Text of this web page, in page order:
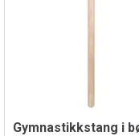
Gymnastikkstang i